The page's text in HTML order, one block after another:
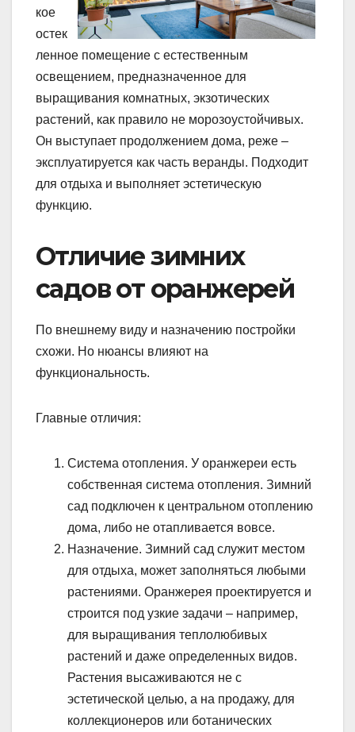
кое
остек
ленное помещение с естественным
освещением, предназначенное для
выращивания комнатных, экзотических
растений, как правило не морозоустойчивых.
Он выступает продолжением дома, реже –
эксплуатируется как часть веранды. Подходит
для отдыха и выполняет эстетическую
функцию.
Отличие зимних
садов от оранжерей
По внешнему виду и назначению постройки
схожи. Но нюансы влияют на
функциональность.
Главные отличия:
Система отопления. У оранжереи есть
собственная система отопления. Зимний
сад подключен к центральном отоплению
дома, либо не отапливается вовсе.
Назначение. Зимний сад служит местом
для отдыха, может заполняться любыми
растениями. Оранжерея проектируется и
строится под узкие задачи – например,
для выращивания теплолюбивых
растений и даже определенных видов.
Растения высаживаются не с
эстетической целью, а на продажу, для
коллекционеров или ботанических